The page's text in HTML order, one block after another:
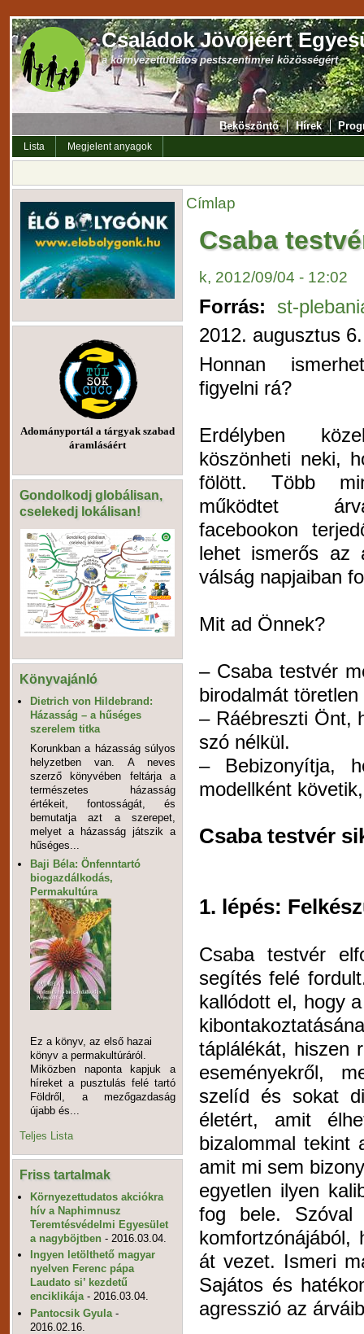
Családok Jövőjéért
a környezettudatos pestszentimrei közösségért
Beköszöntő Hírek
Lista Megjelent anyagok
Adományportál a tárgyak szabad
áramlásáért
Gondolkodj globálisan,
cselekedj lokálisan!
Könyvajánló
Dietrich von Hildebrand:
Házasság – a hűséges
szerelem titka
Korunkban a házasság súlyos
helyzetben van. A neves
szerző könyvében feltárja a
természetes házasság
értékeit, fontosságát, és
bemutatja azt a szerepet,
melyet a házasság játszik a
hűséges...
Baji Béla: Önfenntartó
biogazdálkodás,
Permakultúra
Ez a könyv, az első hazai
könyv a permakultúráról.
Miközben naponta kapjuk a
híreket a pusztulás felé tartó
Földről, a mezőgazdaság
újabb és...
Teljes Lista
Friss tartalmak
Környezettudatos akciókra
hív a Naphimnusz
Teremtésvédelmi Egyesület
a nagyböjtben - 2016.03.04.
Ingyen letölthető magyar
nyelven Ferenc pápa
Laudato si’ kezdetű
enciklikája - 2016.03.04.
Pantocsik Gyula -
2016.02.16.
Címlap
Csaba
k, 2012/09/04 - 12:02
Forrás:
st-
2012. augusztus 6.
Honnan
figyelni rá?
Erdélyben
köszönheti neki,
fölött. Több
működtet
facebookon
lehet ismerős az
válság napjaiban
Mit ad Önnek?
– Csaba testvér
birodalmát
– Ráébreszti Önt,
szó nélkül.
– Bebizonyítja,
modellként
Csaba testvér
1. lépés:
Csaba testvér
segítés felé
kallódott el, hogy
táplálékát, hiszen
eseményekről,
szelíd és sokat
életért, amit
bizalommal tekint
amit mi sem
egyetlen ilyen
fog bele.
komfortzónájából,
át vezet. Ismeri
Sajátos és
agresszió az